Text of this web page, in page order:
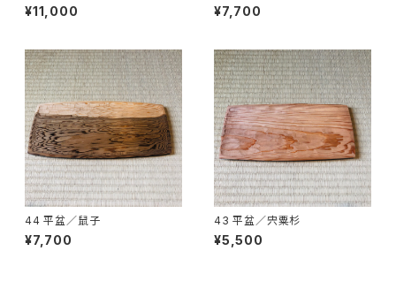
¥11,000 ¥7,700
44 平盆／鼠子
¥7,700
43 平盆／宍粟杉
¥5,500